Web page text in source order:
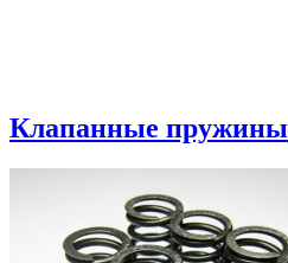
Клапанные пружины